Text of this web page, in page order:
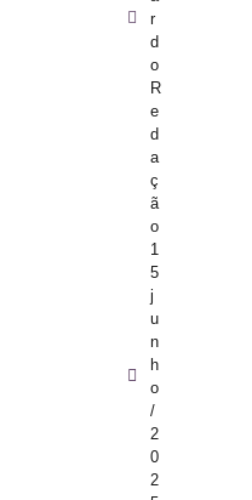
r
d
o
R
e
d
a
ç
ã
o
1
5
j
u
n
h
o
/
2
0
2